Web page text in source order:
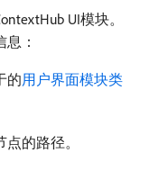
UI模块。
：
的用户界面模块类
的路径。